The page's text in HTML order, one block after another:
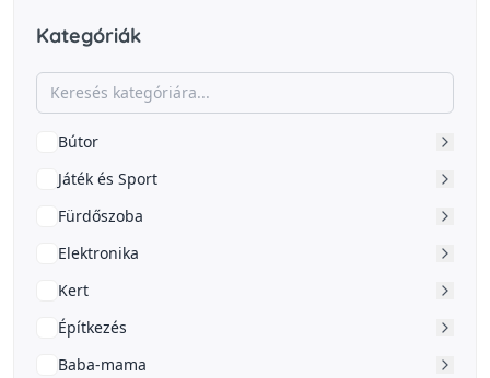
Kategóriák
Bútor
Játék és Sport
Fürdőszoba
Elektronika
Kert
Építkezés
Baba-mama